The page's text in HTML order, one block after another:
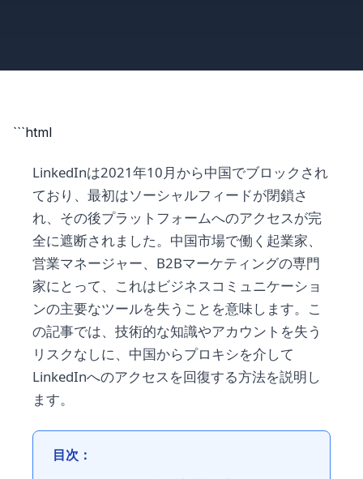
```html
LinkedInは2021年10月から中国でブロックされ
ており、最初はソーシャルフィードが閉鎖さ
れ、その後プラットフォームへのアクセスが完
全に遮断されました。中国市場で働く起業家、
営業マネージャー、B2Bマーケティングの専門
家にとって、これはビジネスコミュニケーショ
ンの主要なツールを失うことを意味します。こ
の記事では、技術的な知識やアカウントを失う
リスクなしに、中国からプロキシを介して
LinkedInへのアクセスを回復する方法を説明し
ます。
目次：